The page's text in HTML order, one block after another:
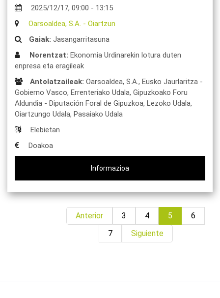
2025/12/17, 09:00 - 13:15
Oarsoaldea, S.A. - Oiartzun
Gaiak: Jasangarritasuna
Norentzat: Ekonomia Urdinarekin lotura duten
enpresa eta eragileak
Antolatzaileak: Oarsoaldea, S.A., Eusko Jaurlaritza -
Gobierno Vasco, Errenteriako Udala, Gipuzkoako Foru
Aldundia - Diputación Foral de Gipuzkoa, Lezoko Udala,
Oiartzungo Udala, Pasaiako Udala
Elebietan
Doakoa
Informazioa
Anterior 3 4 5
6
7
Siguiente